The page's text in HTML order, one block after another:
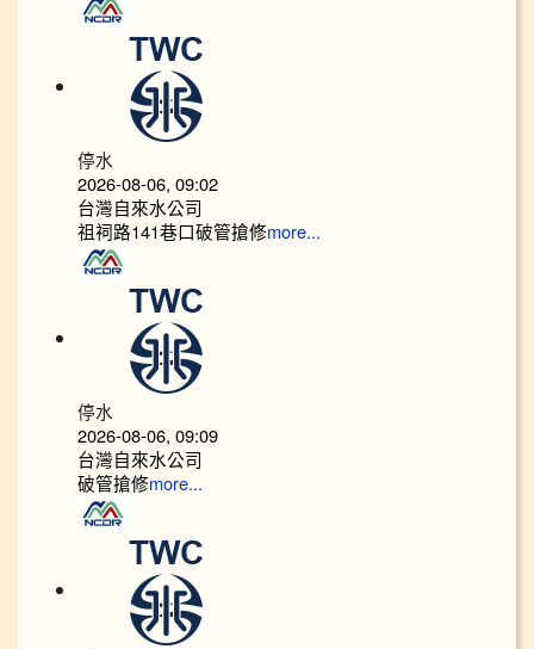
停水
2026-08-06, 09:02
台灣自來水公司
祖祠路141巷口破管搶修more...
停水
2026-08-06, 09:09
台灣自來水公司
破管搶修more...